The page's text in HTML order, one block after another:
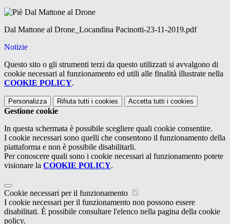
Dal Mattone al Drone_Locandina Pacinotti-23-11-2019.pdf
Notizie
Questo sito o gli strumenti terzi da questo utilizzati si avvalgono di
cookie necessari al funzionamento ed utili alle finalità illustrate nella
COOKIE POLICY.
Personalizza Rifiuta tutti i cookies Accetta tutti i cookies
Gestione cookie
In questa schermata è possibile scegliere quali cookie consentire.
I cookie necessari sono quelli che consentono il funzionamento della
piattaforma e non è possibile disabilitarli.
Per conoscere quali sono i cookie necessari al funzionamento potete
visionare la COOKIE POLICY.
Cookie necessari per il funzionamento
I cookie necessari per il funzionamento non possono essere
disabilitati. È possibile consultare l'elenco nella pagina della cookie
policy.